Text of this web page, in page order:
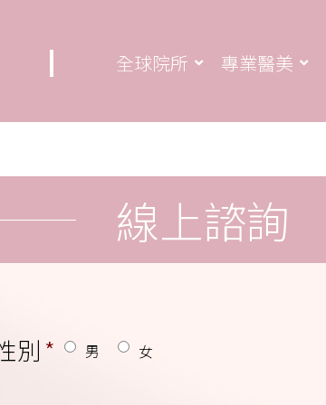
全球院所 專業醫美
線上諮詢
別 * 男 女